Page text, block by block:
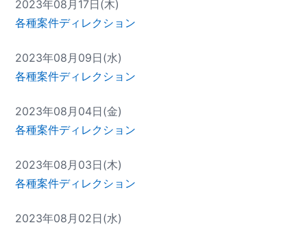
2023年08月17日(木)
各種案件ディレクション
2023年08月09日(水)
各種案件ディレクション
2023年08月04日(金)
各種案件ディレクション
2023年08月03日(木)
各種案件ディレクション
2023年08月02日(水)